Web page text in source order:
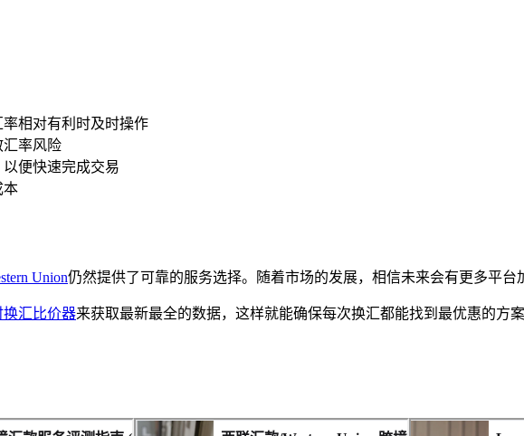
相对有利时及时操作
汇率风险
便快速完成交易
本
Union仍然提供了可靠的服务选择。随着市场的发展，相信未来会有更多平台
换汇比价器来获取最新最全的数据，这样就能确保每次换汇都能找到最优惠的方案